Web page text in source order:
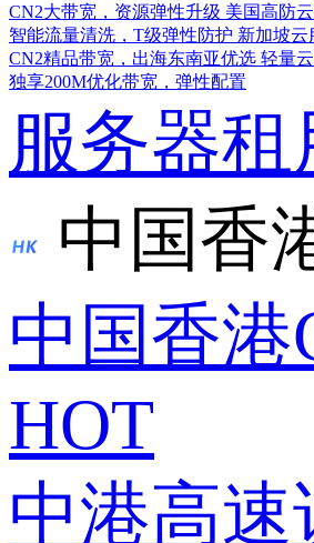
CN2大带宽，资源弹性升级 美国高防
智能流量清洗，T级弹性防护 新加坡云
CN2精品带宽，出海东南亚优选 轻量
独享200M优化带宽，弹性配置
服务器租
中国香
中国香港
HOT
中港高